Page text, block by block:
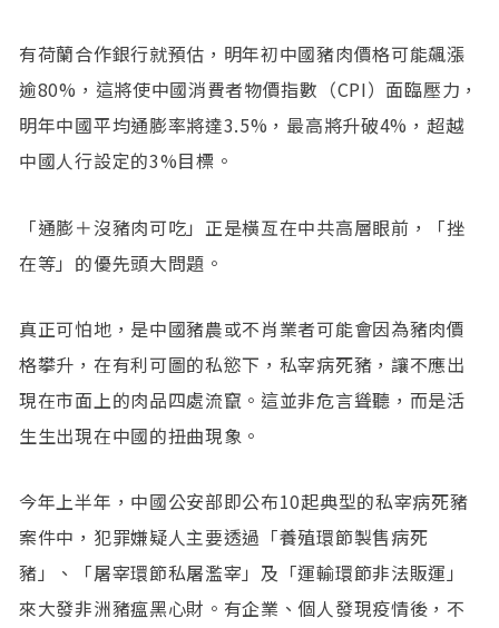
有荷蘭合作銀行就預估，明年初中國豬肉價格可能飆漲
逾80%，這將使中國消費者物價指數（CPI）面臨壓力，
明年中國平均通膨率將達3.5%，最高將升破4%，超越
中國人行設定的3%目標。
「通膨＋沒豬肉可吃」正是橫亙在中共高層眼前，「挫
在等」的優先頭大問題。
真正可怕地，是中國豬農或不肖業者可能會因為豬肉價
格攀升，在有利可圖的私慾下，私宰病死豬，讓不應出
現在市面上的肉品四處流竄。這並非危言聳聽，而是活
生生出現在中國的扭曲現象。
今年上半年，中國公安部即公布10起典型的私宰病死豬
案件中，犯罪嫌疑人主要透過「養殖環節製售病死
豬」、「屠宰環節私屠濫宰」及「運輸環節非法販運」
來大發非洲豬瘟黑心財。有企業、個人發現疫情後，不